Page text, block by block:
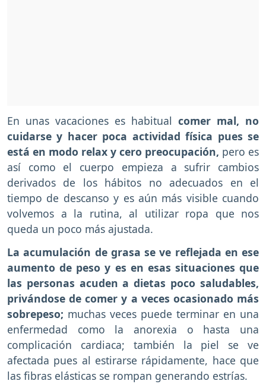
En unas vacaciones es habitual comer mal, no
cuidarse y hacer poca actividad física pues se
está en modo relax y cero preocupación, pero es
así como el cuerpo empieza a sufrir cambios
derivados de los hábitos no adecuados en el
tiempo de descanso y es aún más visible cuando
volvemos a la rutina, al utilizar ropa que nos
queda un poco más ajustada.
La acumulación de grasa se ve reflejada en ese
aumento de peso y es en esas situaciones que
las personas acuden a dietas poco saludables,
privándose de comer y a veces ocasionado más
sobrepeso; muchas veces puede terminar en una
enfermedad como la anorexia o hasta una
complicación cardiaca; también la piel se ve
afectada pues al estirarse rápidamente, hace que
las fibras elásticas se rompan generando estrías.